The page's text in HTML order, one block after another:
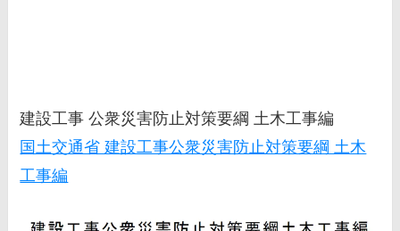
建設工事 公衆災害防止対策要綱 土木工事編
国土交通省 建設工事公衆災害防止対策要綱 土木
工事編